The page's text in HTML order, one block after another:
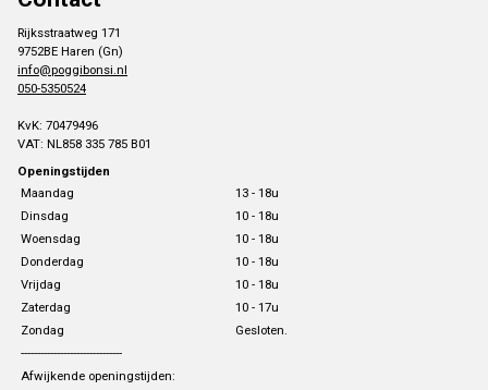
Rijksstraatweg 171
9752BE Haren (Gn)
info@poggibonsi.nl
050-5350524
KvK: 70479496
VAT: NL858 335 785 B01
Openingstijden
Maandag
13 - 18u
Dinsdag
10 - 18u
Woensdag
10 - 18u
Donderdag
10 - 18u
Vrijdag
10 - 18u
Zaterdag
10 - 17u
Zondag
Gesloten.
-------------------------------
Afwijkende openingstijden: